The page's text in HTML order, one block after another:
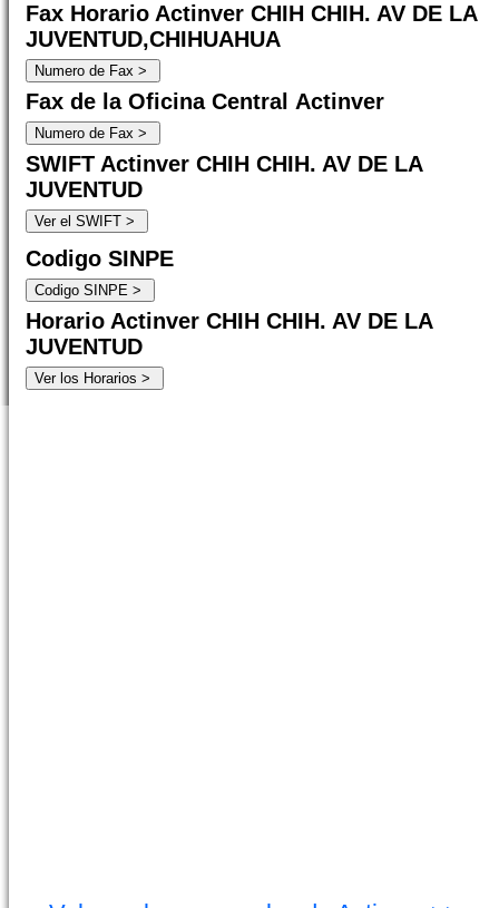
Fax Horario Actinver CHIH CHIH. AV DE LA
JUVENTUD,CHIHUAHUA
Fax de la Oficina Central Actinver
SWIFT Actinver CHIH CHIH. AV DE LA
JUVENTUD
Codigo SINPE
Horario Actinver CHIH CHIH. AV DE LA
JUVENTUD